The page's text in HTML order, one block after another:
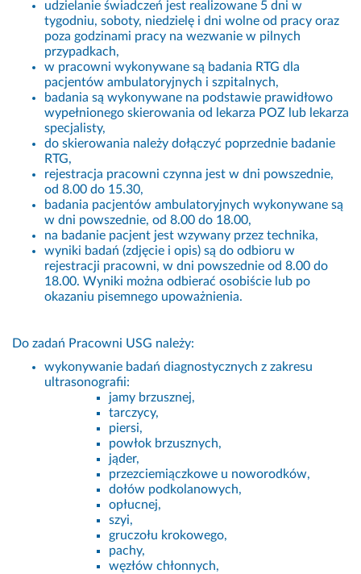
udzielanie świadczeń jest realizowane 5 dni w
tygodniu, soboty, niedzielę i dni wolne od pracy oraz
poza godzinami pracy na wezwanie w pilnych
przypadkach,
w pracowni wykonywane są badania RTG dla
pacjentów ambulatoryjnych i szpitalnych,
badania są wykonywane na podstawie prawidłowo
wypełnionego skierowania od lekarza POZ lub lekarza
specjalisty,
do skierowania należy dołączyć poprzednie badanie
RTG,
rejestracja pracowni czynna jest w dni powszednie,
od 8.00 do 15.30,
badania pacjentów ambulatoryjnych wykonywane są
w dni powszednie, od 8.00 do 18.00,
na badanie pacjent jest wzywany przez technika,
wyniki badań (zdjęcie i opis) są do odbioru w
rejestracji pracowni, w dni powszednie od 8.00 do
18.00. Wyniki można odbierać osobiście lub po
okazaniu pisemnego upoważnienia.
Do zadań Pracowni USG należy:
wykonywanie badań diagnostycznych z zakresu
ultrasonografii:
jamy brzusznej,
tarczycy,
piersi,
powłok brzusznych,
jąder,
przezciemiączkowe u noworodków,
dołów podkolanowych,
opłucnej,
szyi,
gruczołu krokowego,
pachy,
węzłów chłonnych,